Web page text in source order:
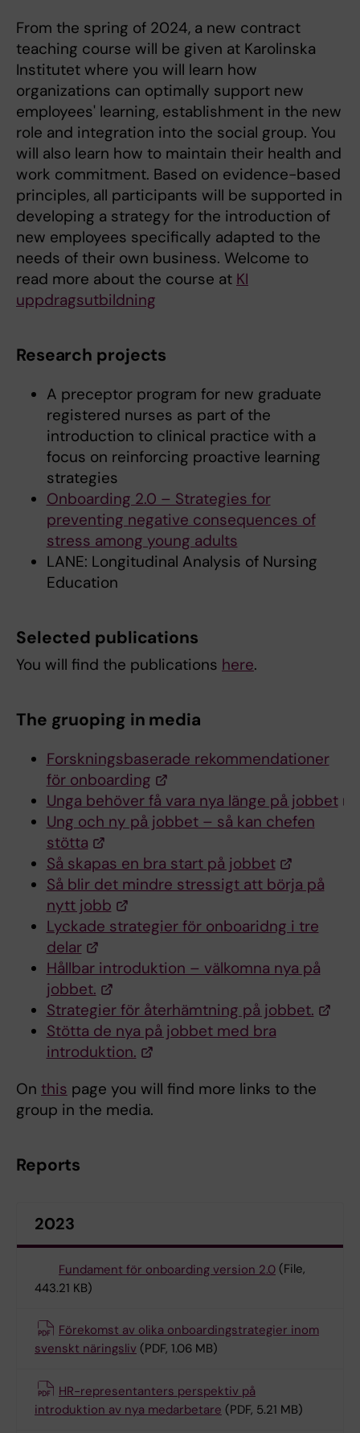
From the spring of 2024, a new contract
teaching course will be given at Karolinska
Institutet where you will learn how
organizations can optimally support new
employees' learning, establishment in the new
role and integration into the social group. You
will also learn how to maintain their health and
work commitment. Based on evidence-based
principles, all participants will be supported in
developing a strategy for the introduction of
new employees specifically adapted to the
needs of their own business. Welcome to
read more about the course at KI
uppdragsutbildning
Research projects
A preceptor program for new graduate
registered nurses as part of the
introduction to clinical practice with a
focus on reinforcing proactive learning
strategies
Onboarding 2.0 – Strategies for
preventing negative consequences of
stress among young adults
LANE: Longitudinal Analysis of Nursing
Education
Selected publications
You will find the publications here.
The gruoping in media
Forskningsbaserade rekommendationer
för onboarding
Unga behöver få vara nya länge på jobbet
Ung och ny på jobbet – så kan chefen
stötta
Så skapas en bra start på jobbet
Så blir det mindre stressigt att börja på
nytt jobb
Lyckade strategier för onboaridng i tre
delar
Hållbar introduktion – välkomna nya på
jobbet.
Strategier för återhämtning på jobbet.
Stötta de nya på jobbet med bra
introduktion.
On this page you will find more links to the
group in the media.
Reports
2023
Fundament för onboarding version 2.0 (File,
443.21 KB)
Förekomst av olika onboardingstrategier inom
svenskt näringsliv (PDF, 1.06 MB)
HR-representanters perspektiv på
introduktion av nya medarbetare (PDF, 5.21 MB)